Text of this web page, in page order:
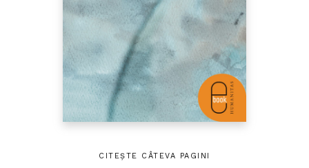
CITEȘTE CÂTEVA PAGINI